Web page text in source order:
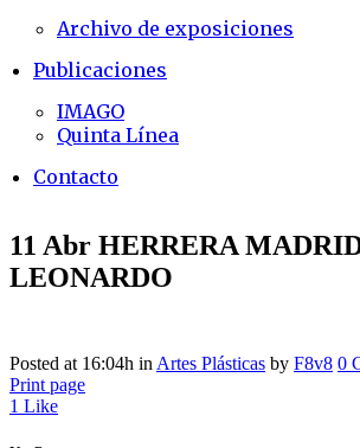
Archivo de exposiciones
Publicaciones
IMAGO
Quinta Línea
Contacto
11 Abr HERRERA
LEONARDO
Posted at 16:04h in Artes Plásticas by F8v8 0
Print page
1 Like